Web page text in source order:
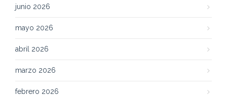
junio 2026
mayo 2026
abril 2026
marzo 2026
febrero 2026